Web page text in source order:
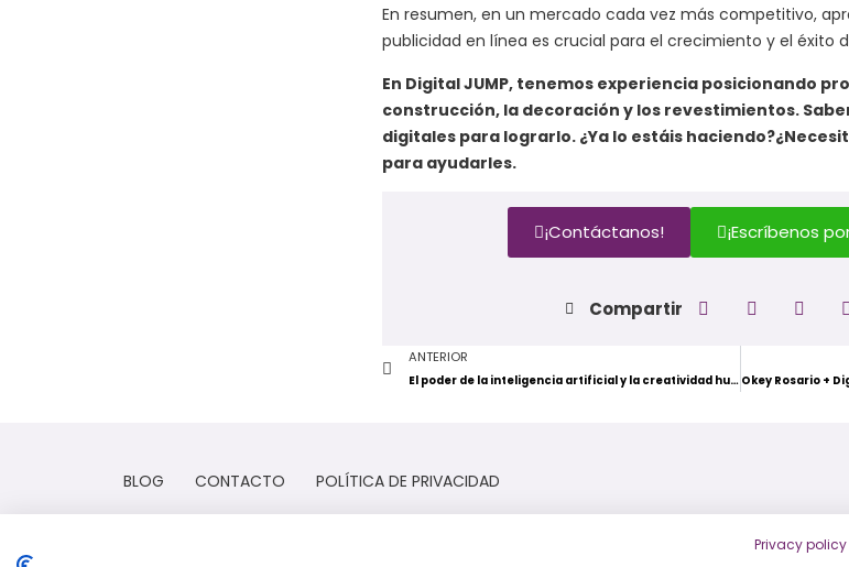
En resumen, en un mercado cada vez más competitivo,
publicidad en línea es crucial para el crecimiento y el éxito
En Digital JUMP, tenemos experiencia posicionando
construcción, la decoración y los revestimientos.
digitales para lograrlo. ¿Ya lo estáis
para ayudarles.
¡Contáctanos! ¡Escríbenos
Compartir
ANTERIOR
El poder de la inteligencia artificial y la creatividad humana en la generación de contenido
BLOG CONTACTO POLÍTICA DE PRIVACIDAD
Privacy policy